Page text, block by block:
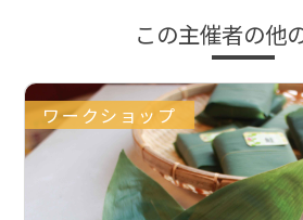
この主催者の他
ワークショップ